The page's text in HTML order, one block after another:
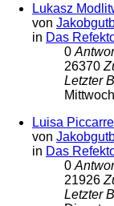
Lukasz
von
in Das
0
26370
Letzter
Luisa
von
in Das
0
21926
Letzter